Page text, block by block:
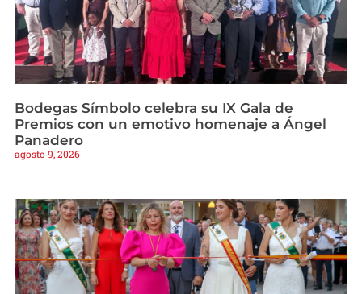
Bodegas Símbolo celebra su IX Gala de
Premios con un emotivo homenaje a Ángel
Panadero
agosto 9, 2026